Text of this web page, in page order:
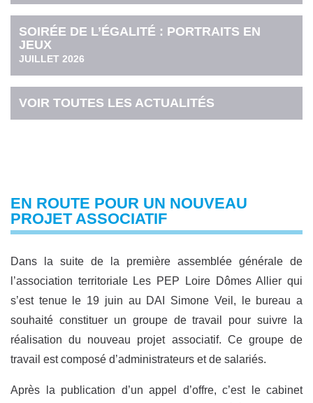
SOIRÉE DE L’ÉGALITÉ : PORTRAITS EN
JEUX
JUILLET 2026
VOIR TOUTES LES ACTUALITÉS
EN ROUTE POUR UN NOUVEAU
PROJET ASSOCIATIF
Dans la suite de la première assemblée générale de
l’association territoriale Les PEP Loire Dômes Allier qui
s’est tenue le 19 juin au DAI Simone Veil, le bureau a
souhaité constituer un groupe de travail pour suivre la
réalisation du nouveau projet associatif. Ce groupe de
travail est composé d’administrateurs et de salariés.
Après la publication d’un appel d’offre, c’est le cabinet